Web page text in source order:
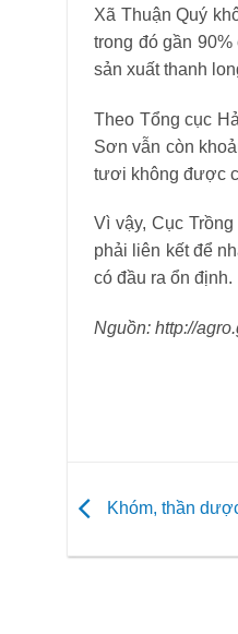
Xã Thuận Quý
trong đó gần
sản xuất thanh
Theo Tổng cục
Sơn vẫn còn
tươi không được
Vì vậy, Cục
phải liên kết để
có đầu ra ổn định.
Nguồn: http://
Khóm, thần